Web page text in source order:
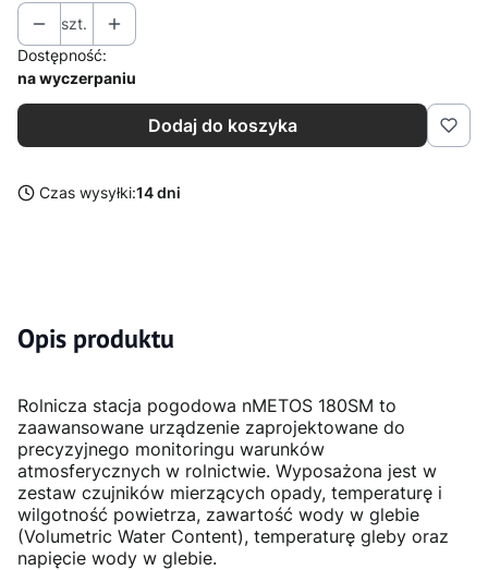
szt.
Dostępność:
na wyczerpaniu
Dodaj do koszyka
Czas wysyłki:14 dni
Opis produktu
Rolnicza stacja pogodowa nMETOS 180SM to
zaawansowane urządzenie zaprojektowane do
precyzyjnego monitoringu warunków
atmosferycznych w rolnictwie. Wyposażona jest w
zestaw czujników mierzących opady, temperaturę i
wilgotność powietrza, zawartość wody w glebie
(Volumetric Water Content), temperaturę gleby oraz
napięcie wody w glebie.